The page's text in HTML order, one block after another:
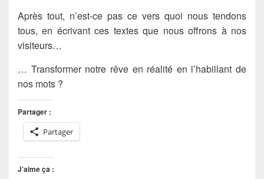
Après tout, n’est-ce pas ce vers quoi nous tendons
tous, en écrivant ces textes que nous offrons à nos
visiteurs…
… Transformer notre rêve en réalité en l’habillant de
nos mots ?
Partager :
Partager
J’aime ça :